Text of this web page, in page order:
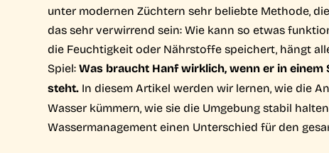
unter modernen Züchtern sehr beliebte Methode,
das sehr verwirrend sein: Wie kann so etwas
die Feuchtigkeit oder Nährstoffe speichert, hängt
Spiel:Was braucht Hanf wirklich, wenn er in
steht. In diesem Artikel werden wir lernen, wie die
Wasser kümmern, wie sie die Umgebung stabil
Wassermanagement einen Unterschied für den